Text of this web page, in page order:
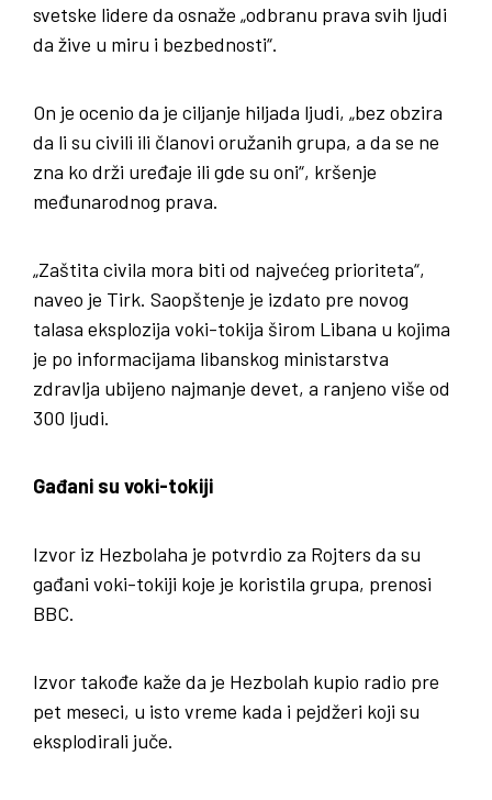
svetske lidere da osnaže „odbranu prava svih ljudi
da žive u miru i bezbednosti“.
On je ocenio da je ciljanje hiljada ljudi, „bez obzira
da li su civili ili članovi oružanih grupa, a da se ne
zna ko drži uređaje ili gde su oni“, kršenje
međunarodnog prava.
„Zaštita civila mora biti od najvećeg prioriteta“,
naveo je Tirk. Saopštenje je izdato pre novog
talasa eksplozija voki-tokija širom Libana u kojima
je po informacijama libanskog ministarstva
zdravlja ubijeno najmanje devet, a ranjeno više od
300 ljudi.
Gađani su voki-tokiji
Izvor iz Hezbolaha je potvrdio za Rojters da su
gađani voki-tokiji koje je koristila grupa, prenosi
BBC.
Izvor takođe kaže da je Hezbolah kupio radio pre
pet meseci, u isto vreme kada i pejdžeri koji su
eksplodirali juče.